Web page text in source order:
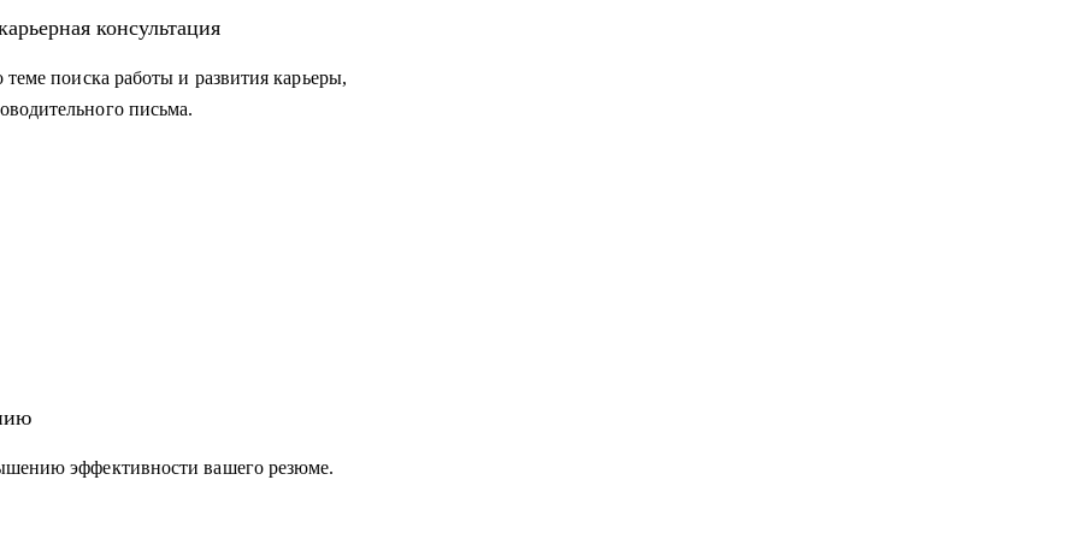
разные карьерные вопросы (подготовлю к
программисты,
лекарственных средств, менеджеры по
и т.д.)
консультация
поиска работы и развития карьеры,
письма.
эффективности вашего резюме.